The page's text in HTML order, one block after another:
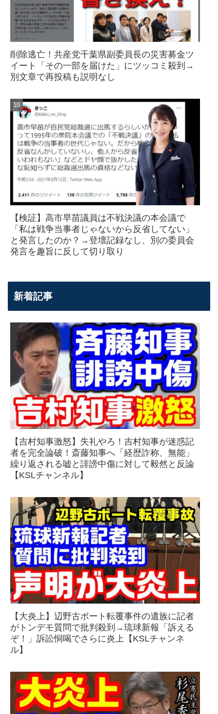
削除逃亡！共産党千葉県副委員長の災害募金ツ
イート「その一部を届けた」にツッコミ殺到→
別文章で再投稿も説明なし
【検証】高市早苗議員は不戦決議の本会議で
「私は戦争当事者じゃないから反省してない」
と発言したのか？→登壇記録なし、別の委員会
発言を趣旨に反して切り取り
新着記事
【吉村知事激怒】失礼やろ！吉村知事が迷惑記
者を完全論破！斎藤知事へ「経歴詐称、無能」
繰り返される嘘と誹謗中傷に対して毅然と反論
【KSLチャンネル】
【大炎上】辺野古ボート転覆事件の遺族に記者
がトンデモ質問で批判殺到→琉球新報「訴える
ぞ！」訴訟恫喝でさらに炎上【KSLチャンネ
ル】